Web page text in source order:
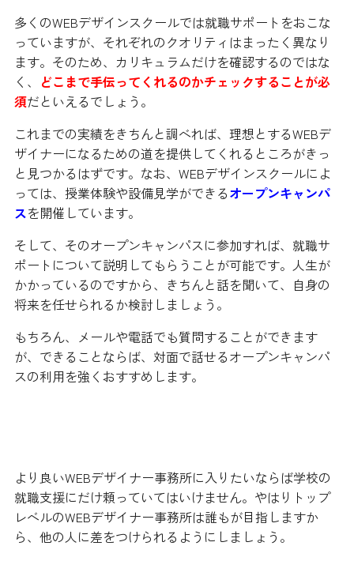
多くのWEBデザインスクールでは就職サポートをおこな
っていますが、それぞれのクオリティはまったく異なり
ます。そのため、カリキュラムだけを確認するのではな
く、
どこまで手伝ってくれるのかチェックすることが必
須だといえるでしょう。
これまでの実績をきちんと調べれば、理想とするWEBデ
ザイナーになるための道を提供してくれるところがきっ
と見つかるはずです。なお、WEBデザインスクールによ
っては、授業体験や設備見学ができるオープンキャンパ
スを開催しています。
そして、そのオープンキャンパスに参加すれば、就職サ
ポートについて説明してもらうことが可能です。人生が
かかっているのですから、きちんと話を聞いて、自身の
将来を任せられるか検討しましょう。
もちろん、メールや電話でも質問することができます
が、できることならば、対面で話せるオープンキャンパ
スの利用を強くおすすめします。
より良いWEBデザイナー事務所に入りたいならば学校の
就職支援にだけ頼っていてはいけません。やはりトップ
レベルのWEBデザイナー事務所は誰もが目指しますか
ら、他の人に差をつけられるようにしましょう。